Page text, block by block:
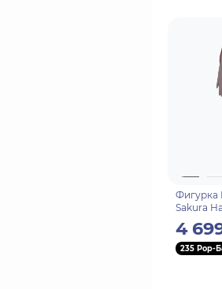
Фигурка
Sakura
4
235 Pop-